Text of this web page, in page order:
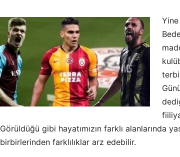
Yine
Görüldüğü gibi hayatımızın farklı alanlarında
birbirlerinden farklılıklar arz edebilir.